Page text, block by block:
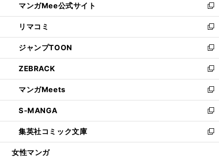
く
ド
ウ
で
開
く
ィ
ン
ド
ウ
で
開
く
い
ウ
ィ
ン
ド
ウ
で
開
く
マンガMee公式サイト
新
し
い
ウ
ィ
ン
ド
ウ
で
開
く
リマコミ
新
し
い
ウ
ィ
ン
ド
ウ
で
開
く
ジャンプTOON
新
し
い
ウ
ィ
ン
ド
ウ
で
開
ZEBRACK
新
し
い
ウ
ィ
ン
ド
ウ
マンガMeets
新
し
い
ウ
ィ
ン
S-MANGA
新
し
い
ウ
集英社コミック文庫
新
し
女性マンガ